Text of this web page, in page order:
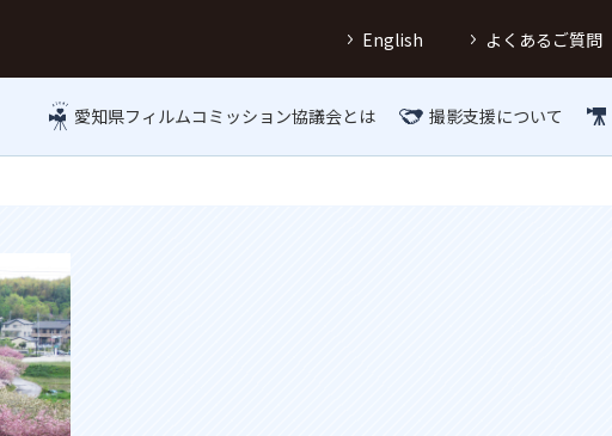
English よくあるご質問
愛知県フィルムコミッション協議会とは 撮影支援について